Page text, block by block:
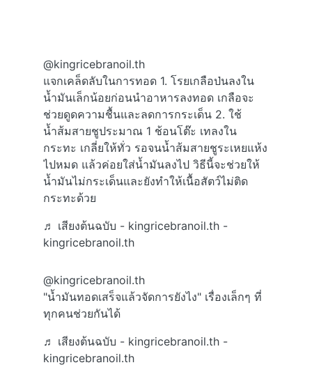
@kingricebranoil.th
แจกเคล็ดลับในการทอด 1. โรยเกลือป่นลงใน
น้ำมันเล็กน้อยก่อนนำอาหารลงทอด เกลือจะ
ช่วยดูดความชื้นและลดการกระเด็น 2. ใช้
น้ำส้มสายชูประมาณ 1 ช้อนโต๊ะ เทลงใน
กระทะ เกลี่ยให้ทั่ว รอจนน้ำส้มสายชูระเหยแห้ง
ไปหมด แล้วค่อยใส่น้ำมันลงไป วิธีนี้จะช่วยให้
น้ำมันไม่กระเด็นและยังทำให้เนื้อสัตว์ไม่ติด
กระทะด้วย
♬ เสียงต้นฉบับ - kingricebranoil.th -
kingricebranoil.th
@kingricebranoil.th
"น้ำมันทอดเสร็จแล้วจัดการยังไง" เรื่องเล็กๆ ที่
ทุกคนช่วยกันได้
♬ เสียงต้นฉบับ - kingricebranoil.th -
kingricebranoil.th